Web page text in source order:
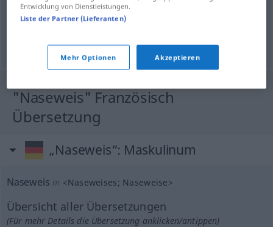
frühreif,neunmalklug (veraltend),keck,vorwitzig (geh.)
altklug,vorlaut
"Naseweis" Französisch
Übersetzung
„Naseweis“: Maskulinum
Naseweis m <Naseweises; Naseweise>
Übersicht aller Übersetzungen
(Für mehr Details die Übersetzung anklicken/antippen)
Entwicklung von Dienstleistungen.
Liste der Partner (Lieferanten)
Mehr Optionen Akzeptieren